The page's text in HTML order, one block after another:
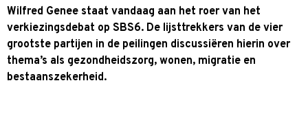
Wilfred Genee staat vandaag aan het roer van het
verkiezingsdebat op SBS6. De lijsttrekkers van de vier
grootste partijen in de peilingen discussiëren hierin over
thema’s als gezondheidszorg, wonen, migratie en
bestaanszekerheid.